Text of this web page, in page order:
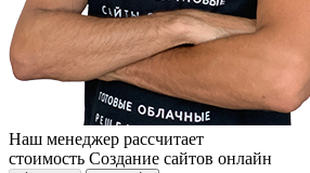
Наш менеджер рассчитает
стоимость Создание сайтов онлайн